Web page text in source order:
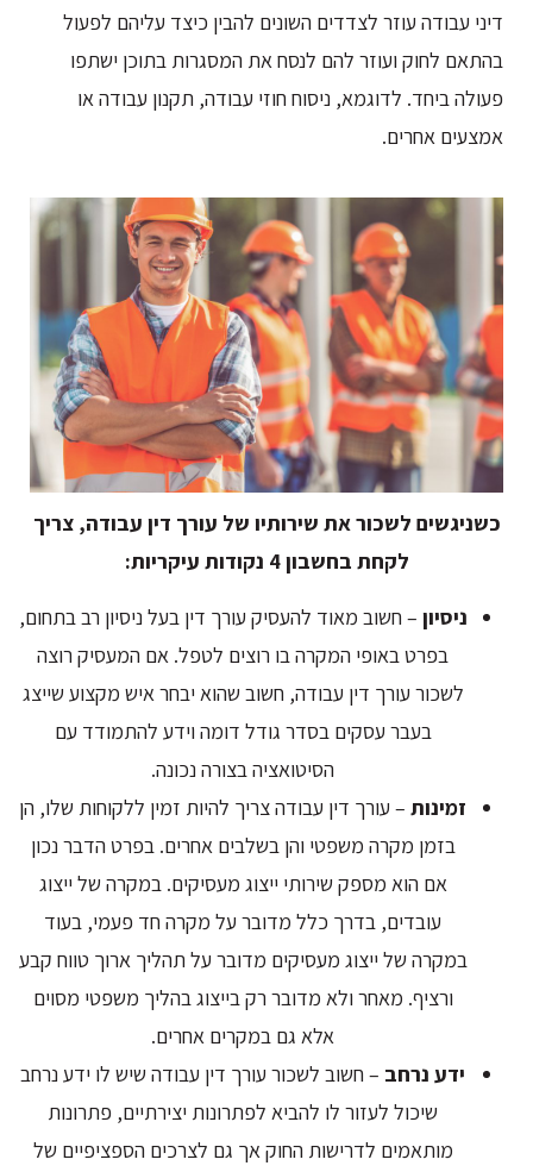
דיני עבודה עוזר לצדדים השונים להבין כיצד עליהם לפעול
בהתאם לחוק ועוזר להם לנסח את המסגרות בתוכן ישתפו
פעולה ביחד. לדוגמא, ניסוח חוזי עבודה, תקנון עבודה או
אמצעים אחרים.
כשניגשים לשכור את שירותיו של עורך דין עבודה, צריך
לקחת בחשבון 4 נקודות עיקריות:
ניסיון – חשוב מאוד להעסיק עורך דין בעל ניסיון רב בתחום,
בפרט באופי המקרה בו רוצים לטפל. אם המעסיק רוצה
לשכור עורך דין עבודה, חשוב שהוא יבחר איש מקצוע שייצג
בעבר עסקים בסדר גודל דומה וידע להתמודד עם
הסיטואציה בצורה נכונה.
זמינות – עורך דין עבודה צריך להיות זמין ללקוחות שלו, הן
בזמן מקרה משפטי והן בשלבים אחרים. בפרט הדבר נכון
אם הוא מספק שירותי ייצוג מעסיקים. במקרה של ייצוג
עובדים, בדרך כלל מדובר על מקרה חד פעמי, בעוד
במקרה של ייצוג מעסיקים מדובר על תהליך ארוך טווח קבע
ורציף. מאחר ולא מדובר רק בייצוג בהליך משפטי מסוים
אלא גם במקרים אחרים.
ידע נרחב – חשוב לשכור עורך דין עבודה שיש לו ידע נרחב
שיכול לעזור לו להביא לפתרונות יצירתיים, פתרונות
מותאמים לדרישות החוק אך גם לצרכים הספציפיים של